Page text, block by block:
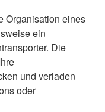
Organisation eines
ein
Die
und verladen
oder